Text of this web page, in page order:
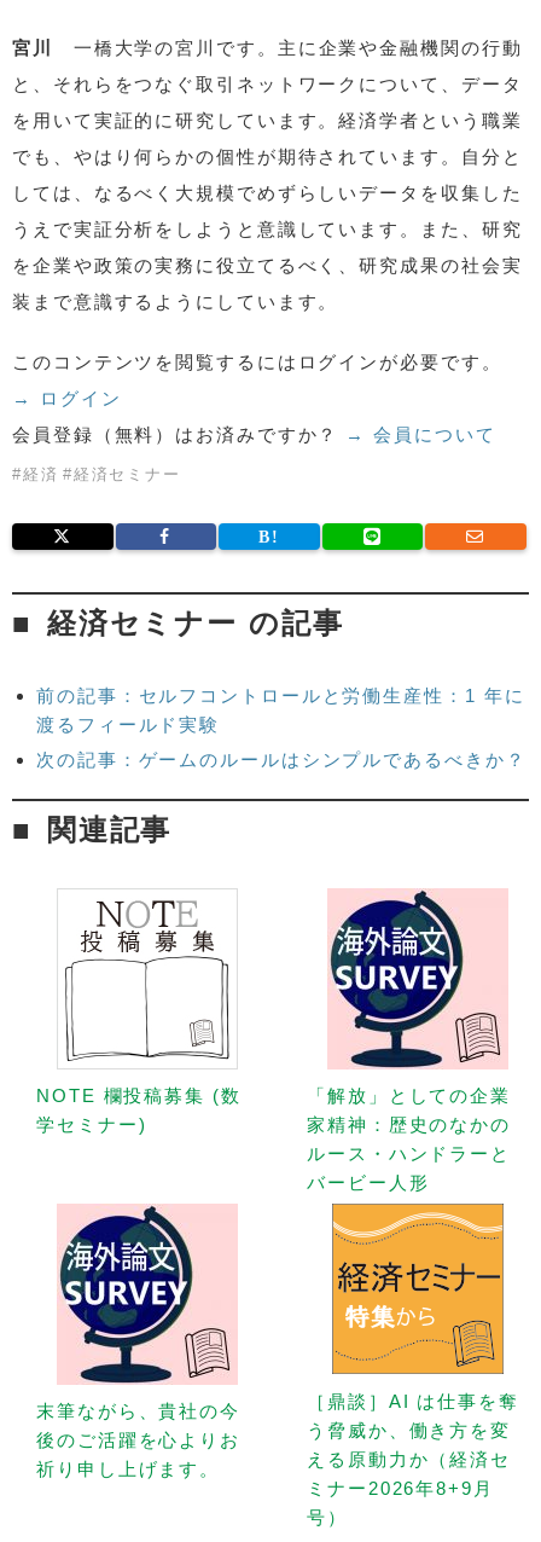
宮川
一橋大学の宮川です。主に企業や金融機関の行動
と、それらをつなぐ取引ネットワークについて、データ
を用いて実証的に研究しています。経済学者という職業
でも、やはり何らかの個性が期待されています。自分と
しては、なるべく大規模でめずらしいデータを収集した
うえで実証分析をしようと意識しています。また、研究
を企業や政策の実務に役立てるべく、研究成果の社会実
装まで意識するようにしています。
このコンテンツを閲覧するにはログインが必要です。
→ ログイン
会員登録（無料）はお済みですか？
→ 会員について
#経済 #経済セミナー
経済セミナー の記事
前の記事：セルフコントロールと労働生産性：1 年に
渡るフィールド実験
次の記事：ゲームのルールはシンプルであるべきか？
関連記事
NOTE 欄投稿募集 (数
学セミナー)
「解放」としての企業
家精神：歴史のなかの
ルース・ハンドラーと
バービー人形
末筆ながら、貴社の今
後のご活躍を心よりお
祈り申し上げます。
［鼎談］AI は仕事を奪
う脅威か、働き方を変
える原動力か（経済セ
ミナー2026年8+9月
号）